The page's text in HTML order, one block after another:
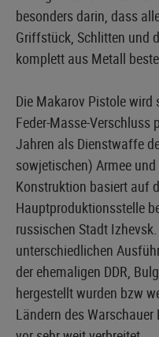
besonders darin, dass
Griffstück, Schlitten und
komplett aus Metall
Die Makarov Pistole
Feder-Masse-
Jahren als Dienstwaffe
sowjetischen) Armee
Konstruktion basiert auf
Hauptproduktionsstelle
russischen Stadt
unterschiedlichen
der ehemaligen DDR,
hergestellt wurden bzw
Ländern des